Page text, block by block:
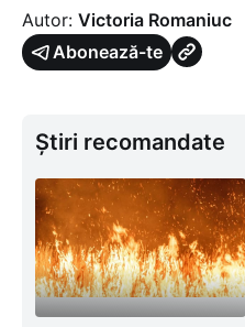
Autor: Victoria Romaniuc
Abonează-te
Știri recomandate